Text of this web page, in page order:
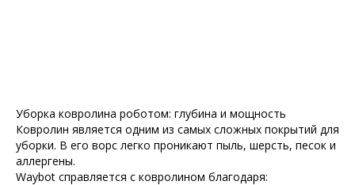
Уборка ковролина роботом: глубина и мощность
Ковролин является одним из самых сложных покрытий для
уборки. В его ворс легко проникают пыль, шерсть, песок и
аллергены.
Waybot справляется с ковролином благодаря: